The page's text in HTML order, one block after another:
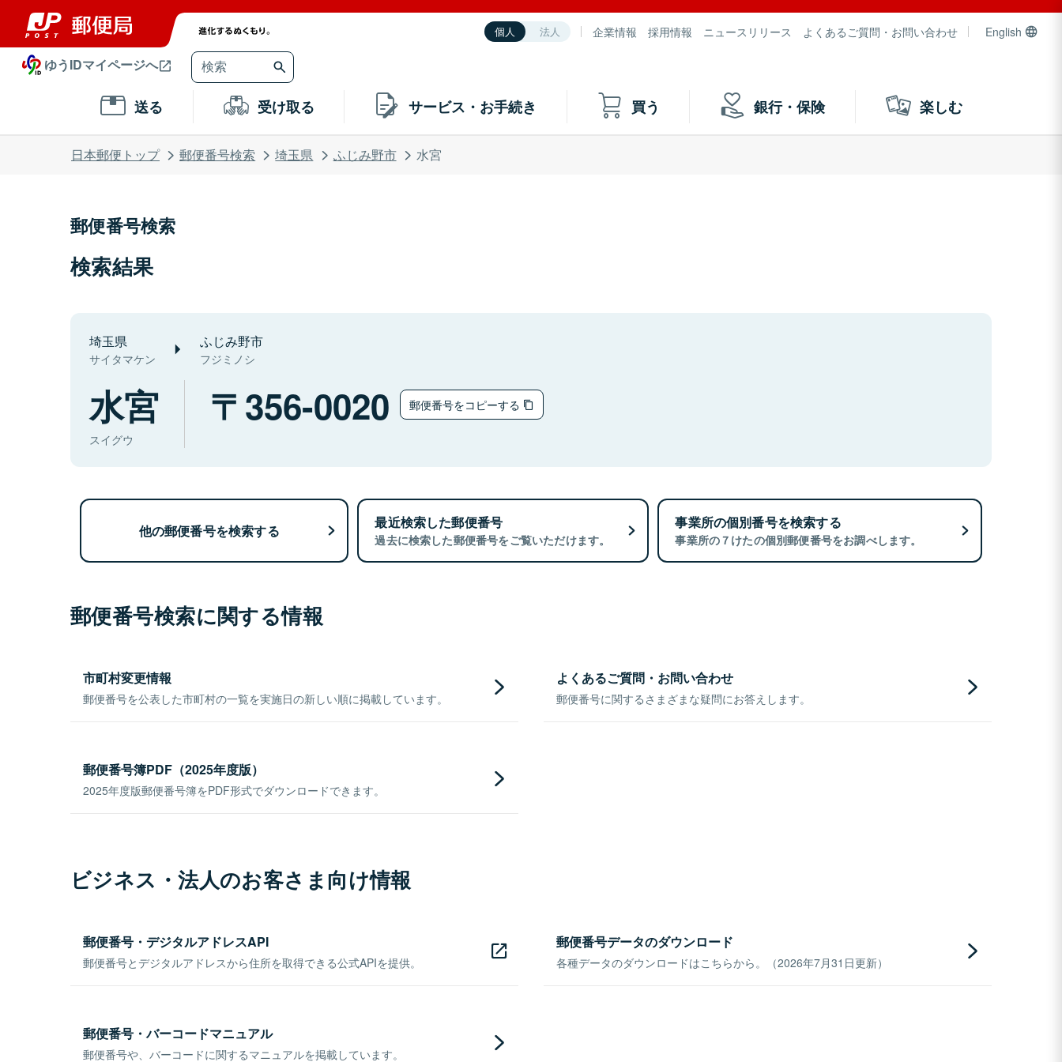
個人 法人 企業情報 採用情報 ニュースリリース よくあるご質問・お問い合わせ English
ゆうIDマイページへ
送る 受け取る サービス・お手続き 買う 銀行・保険 楽しむ
日本郵便トップ 郵便番号検索 埼玉県 ふじみ野市 水宮
郵便番号検索
検索結果
埼玉県
サイタマケン
ふじみ野市
フジミノシ
水宮
スイグウ
356-0020 郵便番号をコピーする
他の郵便番号を検索する 最近検索した郵便番号
過去に検索した郵便番号をご覧いただけます。
事業所の個別番号を検索する
事業所の７けたの個別郵便番号をお調べします。
郵便番号検索に関する情報
市町村変更情報
郵便番号を公表した市町村の一覧を実施日の新しい順に掲載しています。
よくあるご質問・お問い合わせ
郵便番号に関するさまざまな疑問にお答えします。
郵便番号簿PDF（2025年度版）
2025年度版郵便番号簿をPDF形式でダウンロードできます。
ビジネス・法人のお客さま向け情報
郵便番号・デジタルアドレスAPI
郵便番号とデジタルアドレスから住所を取得できる公式APIを提供。
郵便番号データのダウンロード
各種データのダウンロードはこちらから。（2026年7月31日更新）
郵便番号・バーコードマニュアル
郵便番号や、バーコードに関するマニュアルを掲載しています。